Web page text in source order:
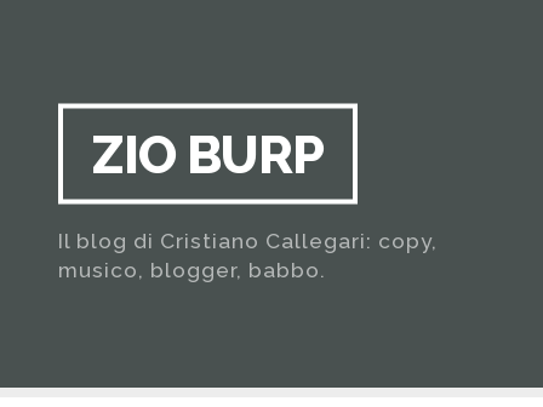
ZIO BURP
Il blog di Cristiano Callegari: copy,
musico, blogger, babbo.